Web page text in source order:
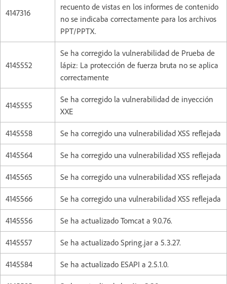
4147316
recuento de vistas en los informes de contenido
no se indicaba correctamente para los archivos
PPT/PPTX.
4145552
Se ha corregido la vulnerabilidad de Prueba de
lápiz: La protección de fuerza bruta no se aplica
correctamente
4145555
Se ha corregido la vulnerabilidad de inyección
XXE
4145558 Se ha corregido una vulnerabilidad XSS reflejada
4145564 Se ha corregido una vulnerabilidad XSS reflejada
4145565 Se ha corregido una vulnerabilidad XSS reflejada
4145566 Se ha corregido una vulnerabilidad XSS reflejada
4145556 Se ha actualizado Tomcat a 9.0.76.
4145557 Se ha actualizado Spring.jar a 5.3.27.
4145584 Se ha actualizado ESAPI a 2.5.1.0.